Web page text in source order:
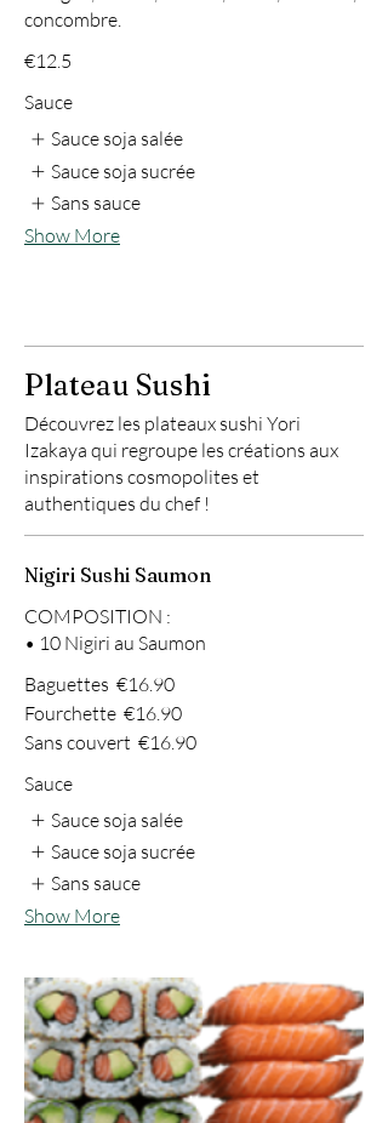
concombre.
€12.5
Sauce
Sauce soja salée
Sauce soja sucrée
Sans sauce
Show More
Plateau Sushi
Découvrez les plateaux sushi Yori
Izakaya qui regroupe les créations aux
inspirations cosmopolites et
authentiques du chef !
Nigiri Sushi Saumon
COMPOSITION :
Baguettes €16.90
Fourchette €16.90
Sans couvert €16.90
Sauce
Sauce soja salée
Sauce soja sucrée
Sans sauce
Show More